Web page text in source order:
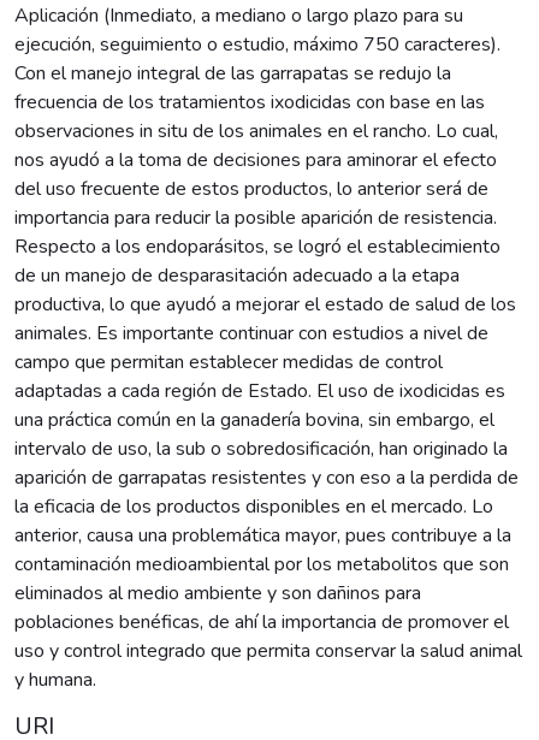
Aplicación (Inmediato, a mediano o largo plazo para su
ejecución, seguimiento o estudio, máximo 750 caracteres).
Con el manejo integral de las garrapatas se redujo la
frecuencia de los tratamientos ixodicidas con base en las
observaciones in situ de los animales en el rancho. Lo cual,
nos ayudó a la toma de decisiones para aminorar el efecto
del uso frecuente de estos productos, lo anterior será de
importancia para reducir la posible aparición de resistencia.
Respecto a los endoparásitos, se logró el establecimiento
de un manejo de desparasitación adecuado a la etapa
productiva, lo que ayudó a mejorar el estado de salud de los
animales. Es importante continuar con estudios a nivel de
campo que permitan establecer medidas de control
adaptadas a cada región de Estado. El uso de ixodicidas es
una práctica común en la ganadería bovina, sin embargo, el
intervalo de uso, la sub o sobredosificación, han originado la
aparición de garrapatas resistentes y con eso a la perdida de
la eficacia de los productos disponibles en el mercado. Lo
anterior, causa una problemática mayor, pues contribuye a la
contaminación medioambiental por los metabolitos que son
eliminados al medio ambiente y son dañinos para
poblaciones benéficas, de ahí la importancia de promover el
uso y control integrado que permita conservar la salud animal
y humana.
URI